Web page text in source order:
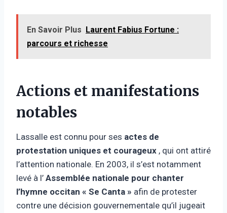
En Savoir Plus Laurent Fabius Fortune :
parcours et richesse
Actions et manifestations
notables
Lassalle est connu pour ses actes de
protestation uniques et courageux , qui ont attiré
l’attention nationale. En 2003, il s’est notamment
levé à l’ Assemblée nationale pour chanter
l’hymne occitan « Se Canta » afin de protester
contre une décision gouvernementale qu’il jugeait